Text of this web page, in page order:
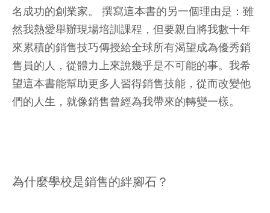
名成功的創業家。 撰寫這本書的另一個理由是：雖
然我熱愛舉辦現場培訓課程，但要親自將我數十年
來累積的銷售技巧傳授給全球所有渴望成為優秀銷
售員的人，從體力上來說幾乎是不可能的事。我希
望這本書能幫助更多人習得銷售技能，從而改變他
們的人生，就像銷售曾經為我帶來的轉變一樣。
為什麼學校是銷售的絆腳石？